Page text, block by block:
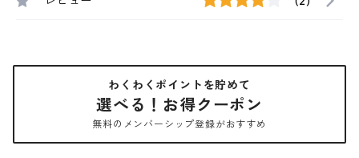
わくわくポイントを貯めて
選べる！お得クーポン
無料のメンバーシップ登録がおすすめ